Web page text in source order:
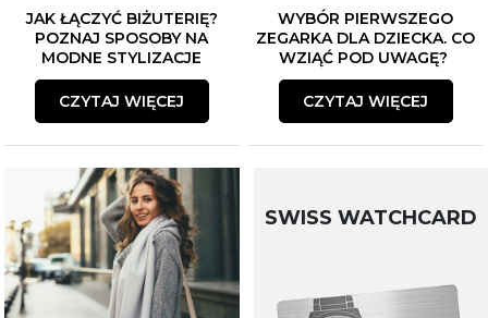
JAK ŁĄCZYĆ BIŻUTERIĘ?
POZNAJ SPOSOBY NA
MODNE STYLIZACJE
CZYTAJ WIĘCEJ
WYBÓR PIERWSZEGO
ZEGARKA DLA DZIECKA. CO
WZIĄĆ POD UWAGĘ?
CZYTAJ WIĘCEJ
SWISS WATCHCARD